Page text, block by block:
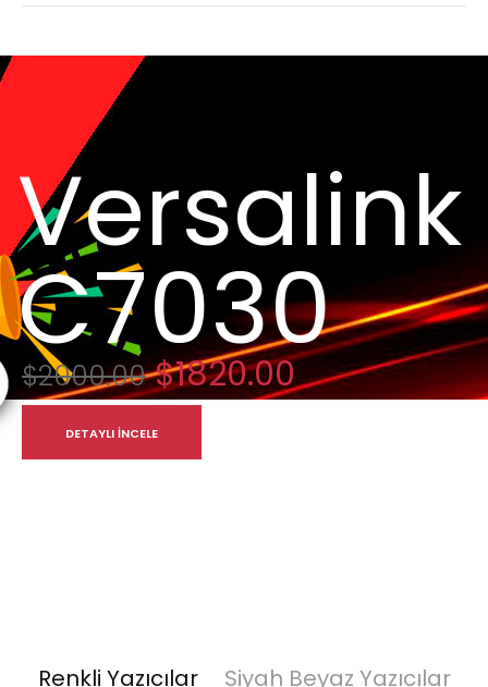
Versalink
C7030
$2000.00 $1820.00
DETAYLI İNCELE
Renkli Yazıcılar
Siyah Beyaz Yazıcılar